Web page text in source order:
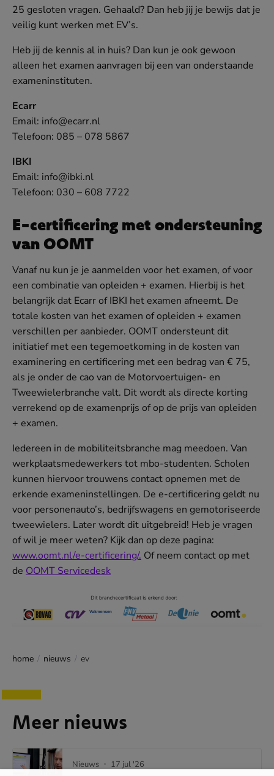
25 gesloten vragen. Gehaald? Dan heb jij je bewijs dat je
veilig kunt werken met EV’s.
Heb jij de kennis al in huis? Dan kun je ook gewoon
alleen het examen aanvragen bij een van onderstaande
exameninstituten.
Ecarr
Email: info@ecarr.nl
Telefoon: 085 – 078 5867
IBKI
Email: info@ibki.nl
Telefoon: 030 – 608 7722
E-certificering met ondersteuning
van OOMT
Vanaf nu kun je je aanmelden voor het examen, of voor
een combinatie van opleiden + examen. Hierbij is het
belangrijk dat Ecarr of IBKI het examen afneemt. De
totale kosten van het examen of opleiden + examen
verschillen per aanbieder. OOMT ondersteunt dit
initiatief met een tegemoetkoming in de kosten van
examinering en certificering met een bedrag van € 75,
als je onder de cao van de Motorvoertuigen- en
Tweewielerbranche valt. Dit wordt als directe korting
verrekend op de examenprijs of op de prijs van opleiden
+ examen.
Iedereen in de mobiliteitsbranche mag meedoen. Van
werkplaatsmedewerkers tot mbo-studenten. Scholen
kunnen hiervoor trouwens contact opnemen met de
erkende exameninstellingen. De e-certificering geldt nu
voor personenauto’s, bedrijfswagens en gemotoriseerde
tweewielers. Later wordt dit uitgebreid! Heb je vragen
of wil je meer weten? Kijk dan op deze pagina:
www.oomt.nl/e-certificering/. Of neem contact op met
de OOMT Servicedesk
home nieuws ev
Meer nieuws
Nieuws ・ 17 jul '26